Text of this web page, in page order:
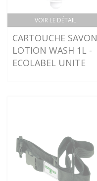
VOIR LE DÉTAIL
CARTOUCHE SAVON
LOTION WASH 1L -
ECOLABEL UNITE